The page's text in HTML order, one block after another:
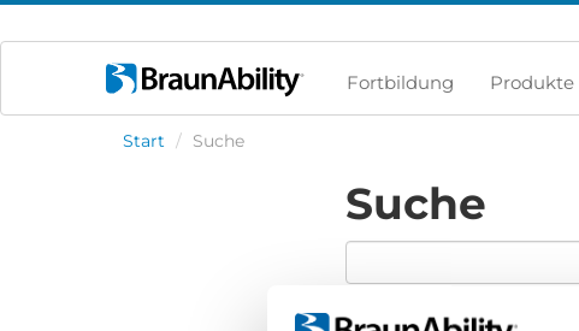
Fortbildung Produkte
Start / Suche
Suche